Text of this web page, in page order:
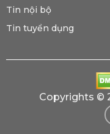
Tin nội bộ
Tin tuyển dụng
Copyrights ©